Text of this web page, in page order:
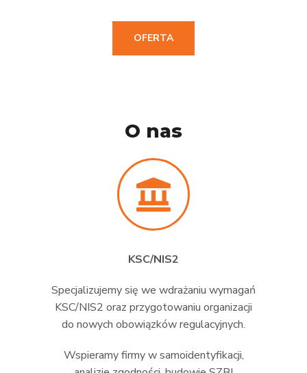
OFERTA
O nas
KSC/NIS2
Specjalizujemy się we wdrażaniu wymagań
KSC/NIS2 oraz przygotowaniu organizacji
do nowych obowiązków regulacyjnych.
Wspieramy firmy w samoidentyfikacji,